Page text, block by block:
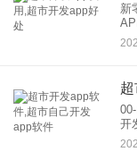
新
为
发
开
为
现